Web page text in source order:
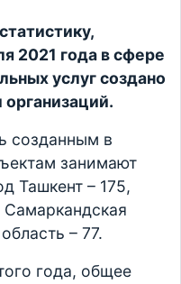
2021 года в сфере
услуг создано
созданным в
занимают
Ташкент – 175,
Самаркандская
– 77.
года, общее